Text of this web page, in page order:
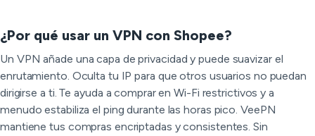
¿Por qué usar un VPN con Shopee?
Un VPN añade una capa de privacidad y puede suavizar el
enrutamiento. Oculta tu IP para que otros usuarios no puedan
dirigirse a ti. Te ayuda a comprar en Wi-Fi restrictivos y a
menudo estabiliza el ping durante las horas pico. VeePN
mantiene tus compras encriptadas y consistentes. Sin